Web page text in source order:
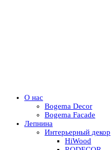
О нас
Bogema Decor
Bogema Facade
Лепнина
Интерьерный декор
HiWood